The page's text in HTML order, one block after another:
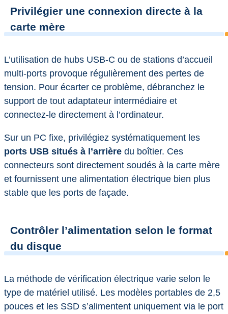
Privilégier une connexion directe à la
carte mère
L’utilisation de hubs USB-C ou de stations d’accueil
multi-ports provoque régulièrement des pertes de
tension. Pour écarter ce problème, débranchez le
support de tout adaptateur intermédiaire et
connectez-le directement à l’ordinateur.
Sur un PC fixe, privilégiez systématiquement les
ports USB situés à l’arrière du boîtier. Ces
connecteurs sont directement soudés à la carte mère
et fournissent une alimentation électrique bien plus
stable que les ports de façade.
Contrôler l’alimentation selon le format
du disque
La méthode de vérification électrique varie selon le
type de matériel utilisé. Les modèles portables de 2,5
pouces et les SSD s’alimentent uniquement via le port